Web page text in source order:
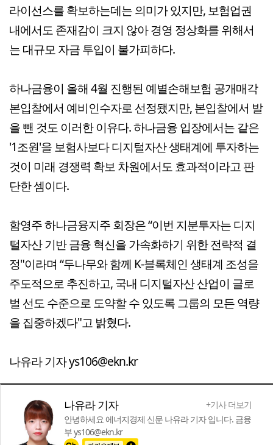
라이선스를 확보하는데는 의미가 있지만, 보험업권
내에서도 존재감이 크지 않아 경영 정상화를 위해서
는 대규모 자금 투입이 불가피하다.
하나금융이 올해 4월 진행된 예별손해보험 공개매각
본입찰에서 예비인수자로 선정됐지만, 본입찰에서 발
을 뺀 것도 이러한 이유다. 하나금융 입장에서는 같은
'1조원'을 보험사보다 디지털자산 생태계에 투자하는
것이 미래 경쟁력 확보 차원에서도 효과적이라고 판
단한 셈이다.
함영주 하나금융지주 회장은 “이번 지분투자는 디지
털자산 기반 금융 혁신을 가속화하기 위한 전략적 결
정"이라며 “두나무와 함께 K-블록체인 생태계 조성을
주도적으로 추진하고, 국내 디지털자산 산업이 글로
벌 선도 수준으로 도약할 수 있도록 그룹의 모든 역량
을 집중하겠다"고 밝혔다.
나유라 기자 ys106@ekn.kr
나유라 기자
+기사 더보기
안녕하세요 에너지경제 신문 나유라 기자 입니다. 금융
부 ys106@ekn.kr